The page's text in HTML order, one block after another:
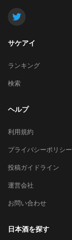
サケアイ
ランキング
検索
ヘルプ
利用規約
プライバシーポリシー
投稿ガイドライン
運営会社
お問い合わせ
日本酒を探す